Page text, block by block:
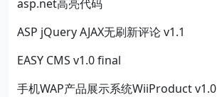
asp.net高亮代码
ASP jQuery AJAX无刷新评论 v1.1
EASY CMS v1.0 final
手机WAP产品展示系统WiiProduct v1.0